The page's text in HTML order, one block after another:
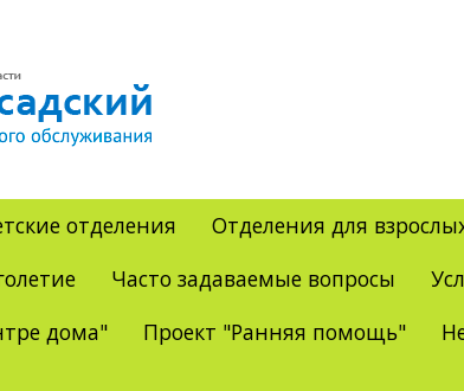
отделения Отделения для
Часто задаваемые вопросы
дома"
Проект "Ранняя помощь"